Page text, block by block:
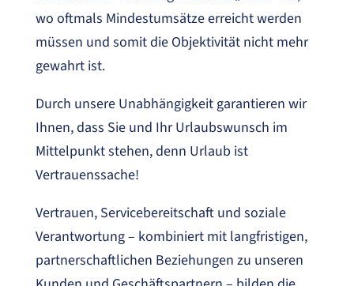
wo oftmals Mindestumsätze erreicht werden
müssen und somit die Objektivität nicht mehr
gewahrt ist.
Durch unsere Unabhängigkeit garantieren wir
Ihnen, dass Sie und Ihr Urlaubswunsch im
Mittelpunkt stehen, denn Urlaub ist
Vertrauenssache!
Vertrauen, Servicebereitschaft und soziale
Verantwortung – kombiniert mit langfristigen,
partnerschaftlichen Beziehungen zu unseren